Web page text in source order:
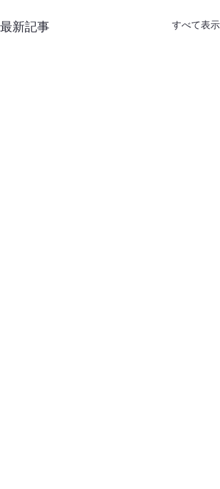
最新記事 すべて表示